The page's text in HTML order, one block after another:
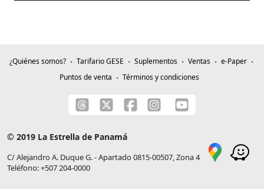
¿Quiénes somos? Tarifario GESE Suplementos Ventas
e-Paper
Puntos de venta
Términos y condiciones
© 2019 La Estrella de Panamá
C/ Alejandro A. Duque G. - Apartado 0815-00507, Zona 4
Teléfono: +507 204-0000